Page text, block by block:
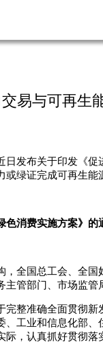
易与可再生
日发布关于印发《
绿证完成可再生能
色消费实施方案》的
全国总工会、全
管部门、市场监管
完整准确全面贯彻
工业和信息化部
，认真抓好贯彻落